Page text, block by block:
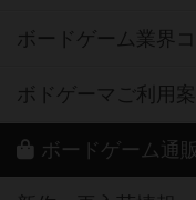
ボードゲーム業界
ボドゲーマご利用
ボードゲーム通販